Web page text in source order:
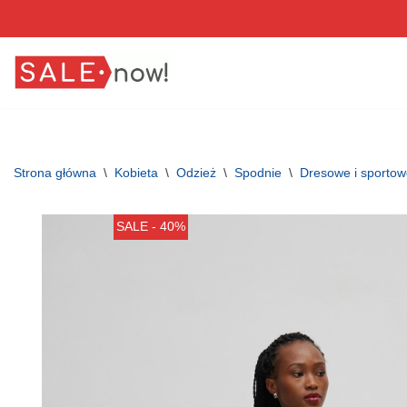
do
Strona główna \ Kobieta \ Odzież \ Spodnie \ Dresowe i
SALE - 40%